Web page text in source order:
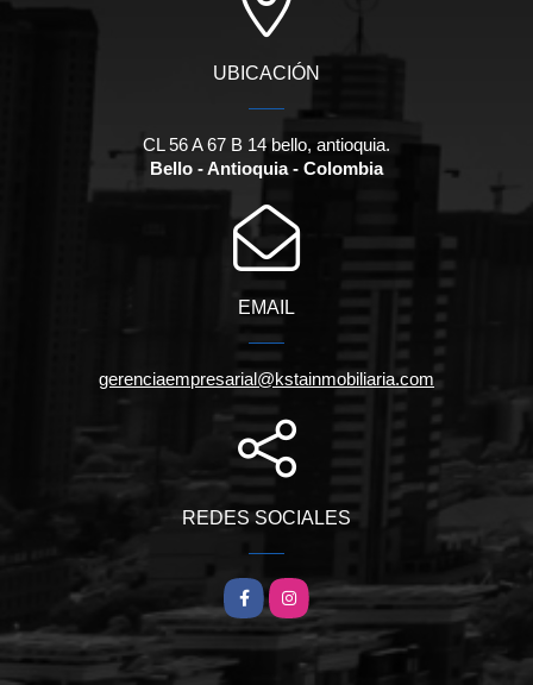
UBICACIÓN
CL 56 A 67 B 14 bello, antioquia.
Bello - Antioquia - Colombia
EMAIL
gerenciaempresarial@kstainmobiliaria.com
REDES SOCIALES
FacebookInstagram